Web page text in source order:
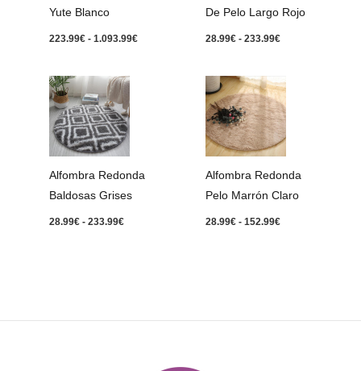
Yute Blanco
223.99€ - 1.093.99€
De Pelo Largo Rojo
28.99€ - 233.99€
Alfombra Redonda
Baldosas Grises
28.99€ - 233.99€
Rango
precios:
desde
28.99€
hasta
233.99€
Alfombra Redonda
Pelo Marrón Claro
28.99€ - 152.99€
Rango
de
precios:
desde
28.99€
hasta
152.99€